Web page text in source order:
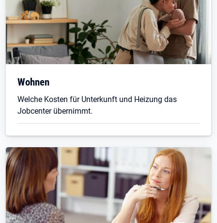
Wohnen
Welche Kosten für Unterkunft und Heizung das
Jobcenter übernimmt.